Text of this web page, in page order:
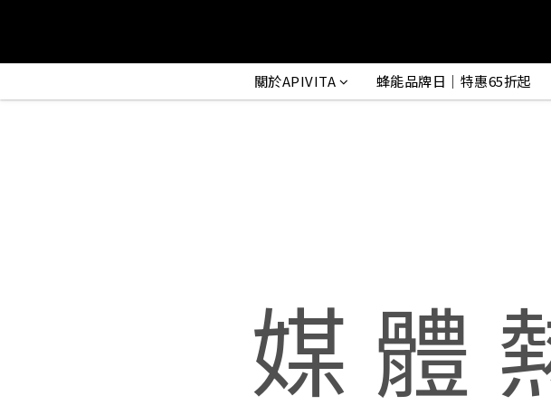
關於APIVITA 蜂能品牌日｜特惠65折起
媒 體